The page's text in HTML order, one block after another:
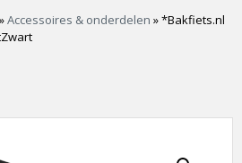
»Accessoires & onderdelen »*Bakfiets.nl